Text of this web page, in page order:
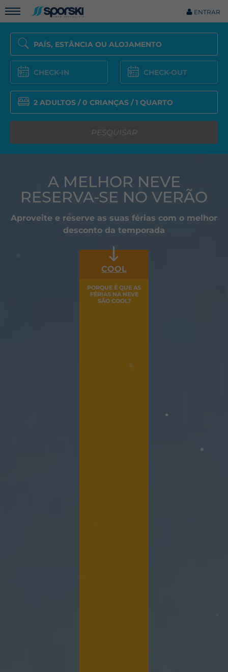
ENTRAR
COOL
PORQUE É QUE AS
FÉRIAS NA NEVE
SÃO COOL?
PESQUISAR
A MELHOR NEVE
RESERVA-SE NO VERÃO
Aproveite e reserve as suas férias com o melhor
desconto da temporada